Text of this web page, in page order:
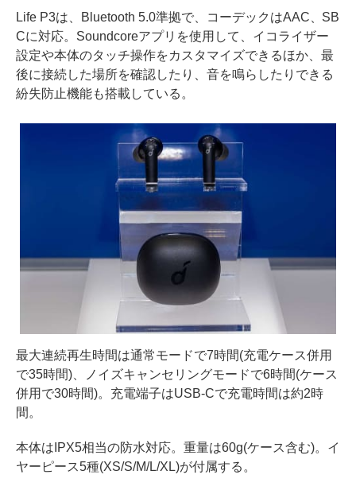
Life P3は、Bluetooth 5.0準拠で、コーデックはAAC、SB
Cに対応。Soundcoreアプリを使用して、イコライザー
設定や本体のタッチ操作をカスタマイズできるほか、最
後に接続した場所を確認したり、音を鳴らしたりできる
紛失防止機能も搭載している。
最大連続再生時間は通常モードで7時間(充電ケース併用
で35時間)、ノイズキャンセリングモードで6時間(ケース
併用で30時間)。充電端子はUSB-Cで充電時間は約2時
間。
本体はIPX5相当の防水対応。重量は60g(ケース含む)。イ
ヤーピース5種(XS/S/M/L/XL)が付属する。